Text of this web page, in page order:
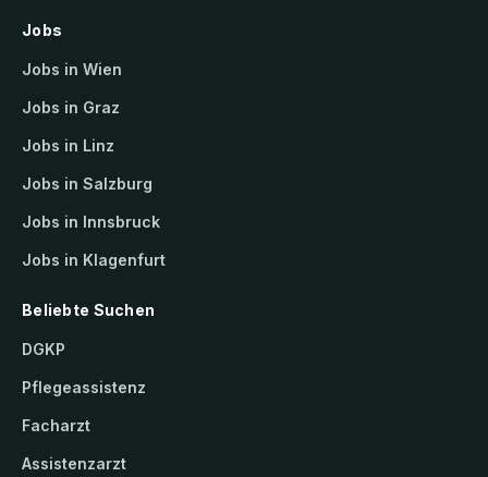
Jobs
Jobs in Wien
Jobs in Graz
Jobs in Linz
Jobs in Salzburg
Jobs in Innsbruck
Jobs in Klagenfurt
Beliebte Suchen
DGKP
Pflegeassistenz
Facharzt
Assistenzarzt